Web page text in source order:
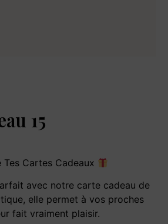
15
Tes Cartes Cadeaux
avec notre carte cadeau de
elle permet à vos proches
fait vraiment plaisir.